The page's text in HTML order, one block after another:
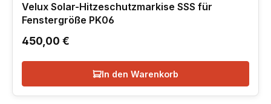
Velux Solar-Hitzeschutzmarkise SSS für
Fenstergröße PK06
Regulärer Preis:
450,00 €
In den Warenkorb